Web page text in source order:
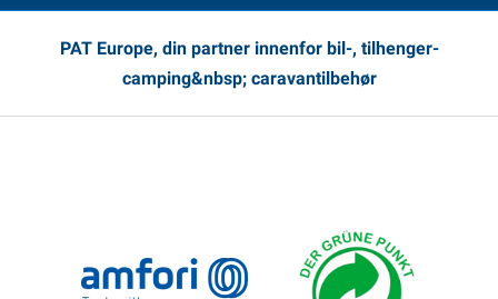
PAT Europe, din partner innenfor bil-, tilhenger-
camping&nbsp; caravantilbehør